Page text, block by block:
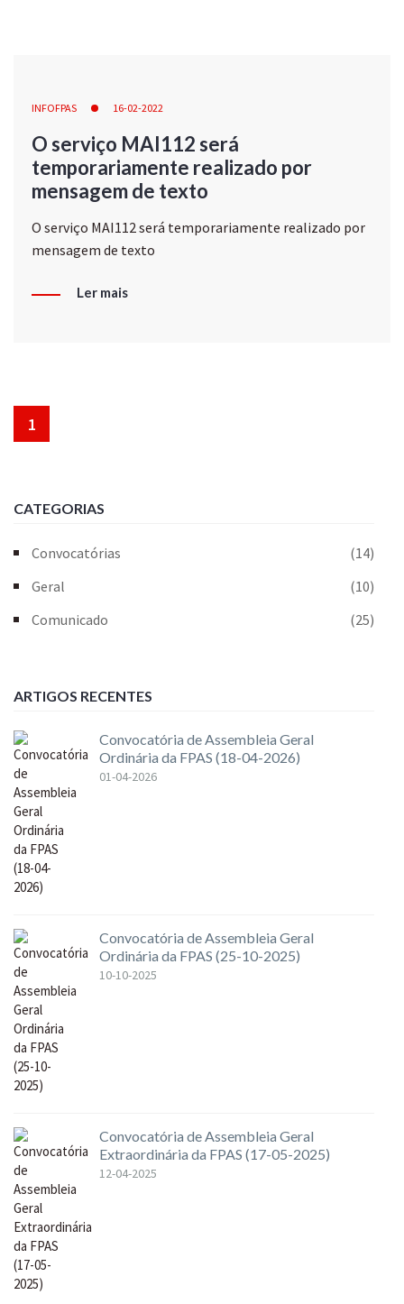
INFOFPAS 16-02-2022
O serviço MAI112 será
temporariamente realizado por
mensagem de texto
O serviço MAI112 será temporariamente realizado por
mensagem de texto
Ler mais
1
CATEGORIAS
Convocatórias
(14)
Geral
(10)
Comunicado
(25)
ARTIGOS RECENTES
Convocatória de Assembleia Geral
Ordinária da FPAS (18-04-2026)
01-04-2026
Convocatória de Assembleia Geral
Ordinária da FPAS (25-10-2025)
10-10-2025
Convocatória de Assembleia Geral
Extraordinária da FPAS (17-05-2025)
12-04-2025